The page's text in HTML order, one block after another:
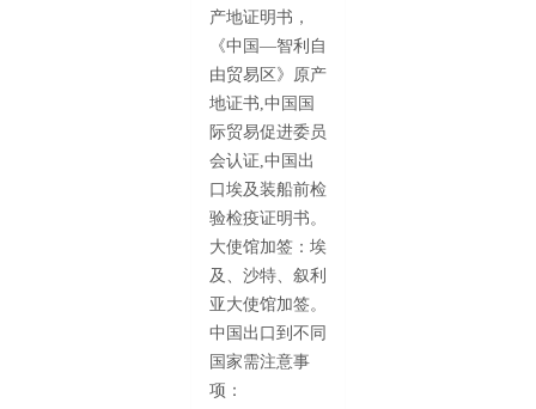
产地证明书，
《中国—智利自
由贸易区》原产
地证书,中国国
际贸易促进委员
会认证,中国出
口埃及装船前检
验检疫证明书。
大使馆加签：埃
及、沙特、叙利
亚大使馆加签。
中国出口到不同
国家需注意事
项：